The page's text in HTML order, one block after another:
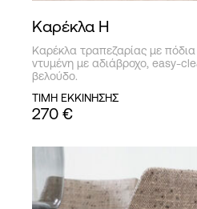
Καρέκλα Η
Καρέκλα τραπεζαρίας με
ντυμένη με αδιάβροχο, easy-
βελούδο.
ΤΙΜΗ ΕΚΚΙΝΗΣΗΣ
270 €